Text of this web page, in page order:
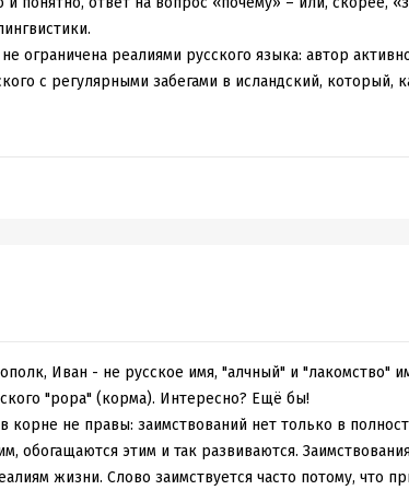
ограничена реалиями русского языка: автор
с регулярными забегами в исландский, который,
«просматривалок» и «скобковставлялок». Ну или
лев», слетевшая шляпа, которая не просто так, а
Новые слова тоже, конечно, встречаются, но по
последние лет пятьдесят, если не больше.
не набрать, либо углубляешься в тему, неизбежно
путь» баек вокруг и около темы. Казалось
Супермена (в трусах поверх трико) или краткое
так, к слову пришлось.
книжка очень милая и интеллигентная. И, конечно,
Иван - не русское имя, "алчный" и "лакомство"
"popa" (корма). Интересно? Ещё бы!
корне не правы: заимствований нет только в
обогащаются этим и так развиваются.
жизни. Слово заимствуется часто потому, что